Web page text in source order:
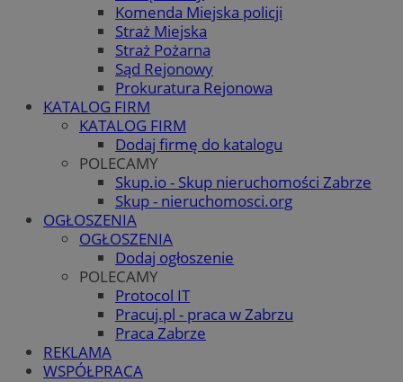
Komenda Miejska policji
Straż Miejska
Straż Pożarna
Sąd Rejonowy
Prokuratura Rejonowa
KATALOG FIRM
KATALOG FIRM
Dodaj firmę do katalogu
POLECAMY
Skup.io - Skup nieruchomości Zabrze
Skup - nieruchomosci.org
OGŁOSZENIA
OGŁOSZENIA
Dodaj ogłoszenie
POLECAMY
Protocol IT
Pracuj.pl - praca w Zabrzu
Praca Zabrze
REKLAMA
WSPÓŁPRACA